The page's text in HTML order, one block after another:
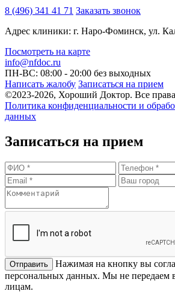
8 (496) 341 41 71 Заказать звонок
Адрес клиники: г. Наро-Фоминск, ул.
Посмотреть на карте
info@nfdoc.ru
ПН-ВС: 08:00 - 20:00 без выходных
Написать жалобу Записаться на прием
©2023-2026, Хороший Доктор. Все
Политика конфиденциальности и
данных
Записаться на прием
Нажимая на кнопку вы
персональных данных. Мы не передаем
лицам.